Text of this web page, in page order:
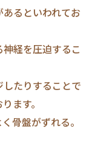
るといわれてお
経を圧迫するこ
たりすることで
ます。
骨盤がずれる。